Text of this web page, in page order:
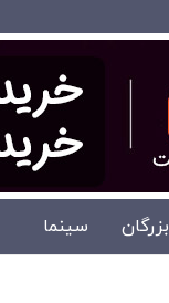
بزرگان سینما